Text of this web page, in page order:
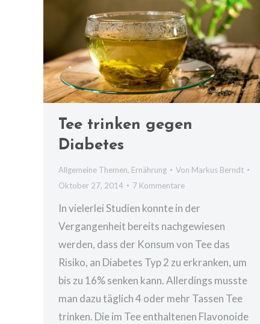
Tee trinken gegen
Diabetes
Allgemeine Themen, Ernährung Von Markus Berndt
Oktober 27, 2014
7 Kommentare
In vielerlei Studien konnte in der
Vergangenheit bereits nachgewiesen
werden, dass der Konsum von Tee das
Risiko, an Diabetes Typ 2 zu erkranken, um
bis zu 16% senken kann. Allerdings musste
man dazu täglich 4 oder mehr Tassen Tee
trinken. Die im Tee enthaltenen Flavonoide